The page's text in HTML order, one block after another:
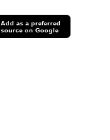
Add as a preferred
source on Google